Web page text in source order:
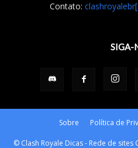
Contato:
SIGA-
Sobre Política de
© Clash Royale Dicas - Rede de